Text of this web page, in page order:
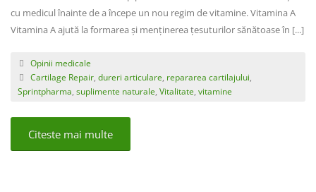
cu medicul înainte de a începe un nou regim de vitamine. Vitamina A
Vitamina A ajută la formarea și menținerea țesuturilor sănătoase în [...]
Opinii medicale
Cartilage Repair, dureri articulare repararea cartilajului
Sprintpharma suplimente naturale Vitalitate vitamine
Citeste mai multe